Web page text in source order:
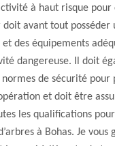
à haut risque
doit avant tout posséder
des équipements
dangereuse. Il doit
de sécurité pour
et doit être
les qualifications
à Bohas. Je